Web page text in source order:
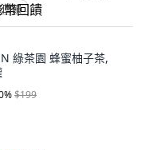
回饋
綠茶園 蜂蜜柚子茶,
%$199